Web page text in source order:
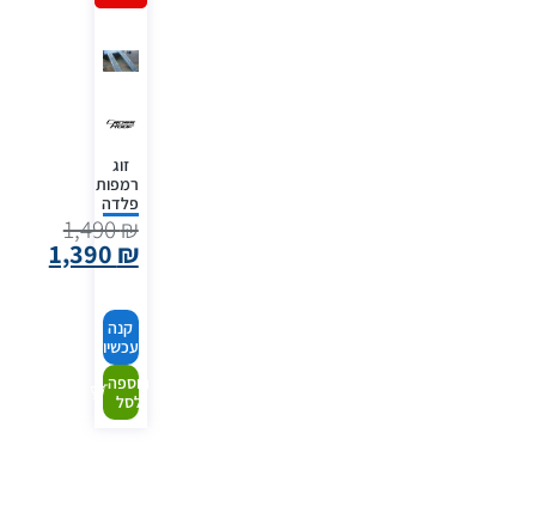
זוג
רמפות
פלדה
1,490₪
1,390 ₪
קנה
עכשיו
הוספה
לסל